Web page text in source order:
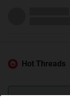
Hot Threads